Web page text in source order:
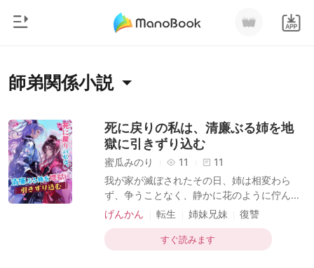
閲覧履歴
ログアウトします
ホームページ
都市
恋愛
人狼
師弟関係小説
死に戻りの私は、清廉ぶる姉を地
獄に引きずり込む
蜜瓜みのり 11
11
我が家が滅ぼされたその日、姉は相変わら
ず、争うことなく、静かに花のように佇んで
いた。 仙山の掌門に見初められる幸運に恵ま
と、私の代わりに断った。 「父母の亡骸がま
だ冷めぬうちに、どうしてそんな非情で義理
げんかん 転生 姉妹兄妹
復讐
師弟関係
魔法ファンタジー
すぐ読みます